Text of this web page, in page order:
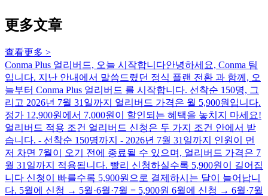
更多文章
查看更多 >
Conma Plus 얼리버드, 오늘 시작합니다안녕하세요, Conma 팀
입니다. 지난 안내에서 말씀드렸던 정식 플랜 전환 과 함께, 오
늘부터 Conma Plus 얼리버드 를 시작합니다. 선착순 150명, 그
리고 2026년 7월 31일까지 얼리버드 가격은 월 5,900원입니다.
정가 12,900원에서 7,000원이 할인되는 혜택을 놓치지 마세요!
얼리버드 적용 조건 얼리버드 신청은 두 가지 조건 안에서 받
습니다. - 선착순 150명까지 - 2026년 7월 31일까지 인원이 먼
저 차면 7월이 오기 전에 종료될 수 있으며, 얼리버드 가격은 7
월 31일까지 적용됩니다. 빨리 신청하실수록 5,900원이 길어집
니다 신청이 빠를수록 5,900원으로 결제하시는 달이 늘어납니
다. 5월에 신청 → 5월·6월·7월 = 5,900원 6월에 신청 → 6월·7월